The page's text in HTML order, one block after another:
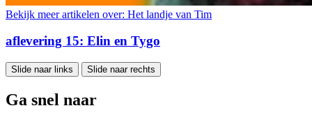
Bekijk meer artikelen over: Het landje van Tim
aflevering 15: Elin en Tygo
Slide naar links Slide naar rechts
Ga snel naar